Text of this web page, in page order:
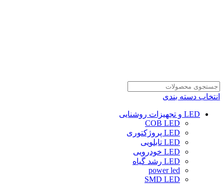
انتخاب دسته بندی
LED و تجهیزات روشنایی
COB LED
LED پروژکتوری
LED تابلویی
LED خودرویی
LED رشد گیاه
power led
SMD LED